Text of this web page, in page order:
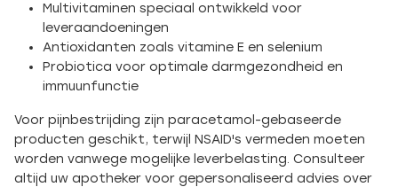
Multivitaminen speciaal ontwikkeld voor
leveraandoeningen
Antioxidanten zoals vitamine E en selenium
Probiotica voor optimale darmgezondheid en
immuunfunctie
Voor pijnbestrijding zijn paracetamol-gebaseerde
producten geschikt, terwijl NSAID's vermeden moeten
worden vanwege mogelijke leverbelasting. Consulteer
altijd uw apotheker voor gepersonaliseerd advies over